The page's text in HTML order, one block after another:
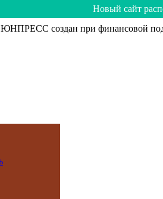
Hoвый caйт
создан при финансовой